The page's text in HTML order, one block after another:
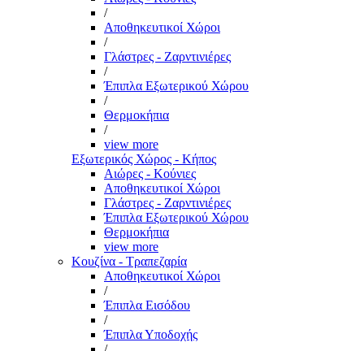
/
Αποθηκευτικοί Χώροι
/
Γλάστρες - Ζαρντινιέρες
/
Έπιπλα Εξωτερικού Χώρου
/
Θερμοκήπια
/
view more
Εξωτερικός Χώρος - Κήπος
Αιώρες - Κούνιες
Αποθηκευτικοί Χώροι
Γλάστρες - Ζαρντινιέρες
Έπιπλα Εξωτερικού Χώρου
Θερμοκήπια
view more
Κουζίνα - Τραπεζαρία
Αποθηκευτικοί Χώροι
/
Έπιπλα Εισόδου
/
Έπιπλα Υποδοχής